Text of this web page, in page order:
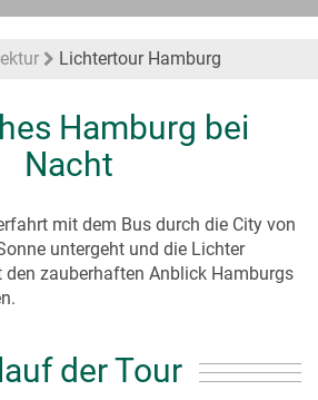
Lichtertour Hamburg
Hamburg bei
Nacht
mit dem Bus durch die City von
untergeht und die Lichter
den zauberhaften Anblick Hamburgs
der Tour